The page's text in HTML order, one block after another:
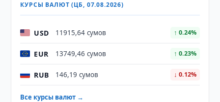
КУРСЫ ВАЛЮТ (ЦБ, 07.08.2026)
USD 11915,64 сумов ↑ 0.24%
EUR 13749,46 сумов ↑ 0.23%
RUB 146,19 сумов ↓ 0.12%
Все курсы валют →